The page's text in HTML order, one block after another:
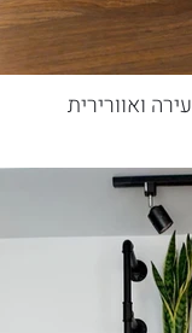
ואוורירית